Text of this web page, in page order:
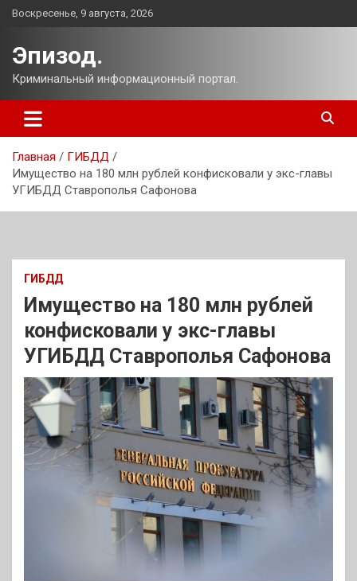
Перейти
Воскресенье, 9 августа, 2026
Эпизод.
Криминальный информационный портал.
Главная
ГИБДД
Имущество на 180 млн рублей конфисковали у экс-главы
УГИБДД Ставрополья Сафонова
ГИБДД
Имущество на 180 млн рублей
конфисковали у экс-главы
УГИБДД Ставрополья Сафонова